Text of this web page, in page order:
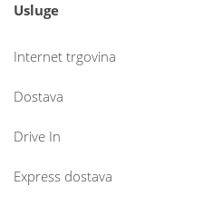
Usluge
Internet trgovina
Dostava
Drive In
Express dostava